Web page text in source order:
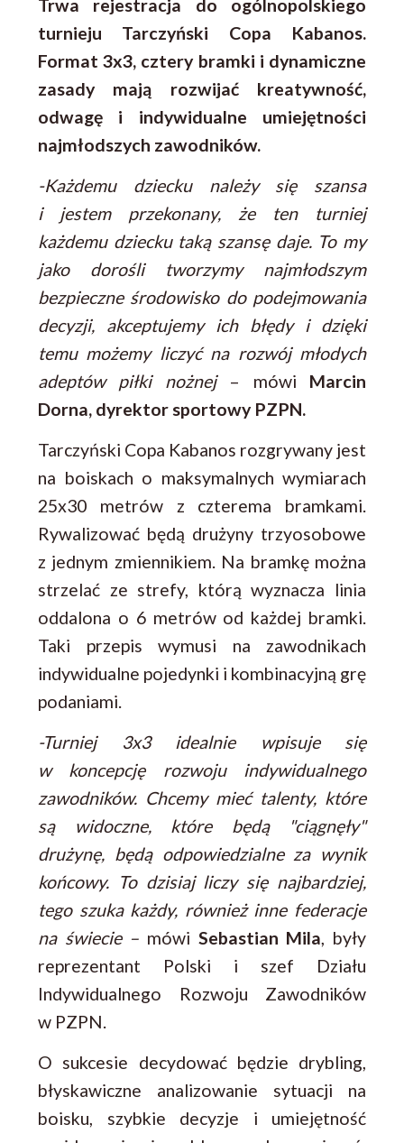
Trwa rejestracja do ogólnopolskiego
turnieju Tarczyński Copa Kabanos.
Format 3x3, cztery bramki i dynamiczne
zasady mają rozwijać kreatywność,
odwagę i indywidualne umiejętności
najmłodszych zawodników.
-Każdemu dziecku należy się szansa
i jestem przekonany, że ten turniej
każdemu dziecku taką szansę daje. To my
jako dorośli tworzymy najmłodszym
bezpieczne środowisko do podejmowania
decyzji, akceptujemy ich błędy i dzięki
temu możemy liczyć na rozwój młodych
adeptów piłki nożnej – mówi Marcin
Dorna, dyrektor sportowy PZPN.
Tarczyński Copa Kabanos rozgrywany jest
na boiskach o maksymalnych wymiarach
25x30 metrów z czterema bramkami.
Rywalizować będą drużyny trzyosobowe
z jednym zmiennikiem. Na bramkę można
strzelać ze strefy, którą wyznacza linia
oddalona o 6 metrów od każdej bramki.
Taki przepis wymusi na zawodnikach
indywidualne pojedynki i kombinacyjną grę
podaniami.
-Turniej 3x3 idealnie wpisuje się
w koncepcję rozwoju indywidualnego
zawodników. Chcemy mieć talenty, które
są widoczne, które będą "ciągnęły"
drużynę, będą odpowiedzialne za wynik
końcowy. To dzisiaj liczy się najbardziej,
tego szuka każdy, również inne federacje
na świecie – mówi Sebastian Mila, były
reprezentant Polski i szef Działu
Indywidualnego Rozwoju Zawodników
w PZPN.
O sukcesie decydować będzie drybling,
błyskawiczne analizowanie sytuacji na
boisku, szybkie decyzje i umiejętność